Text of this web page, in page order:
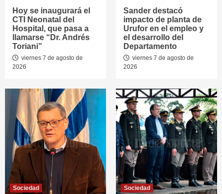
Hoy se inaugurará el
CTI Neonatal del
Hospital, que pasa a
llamarse “Dr. Andrés
Toriani”
viernes 7 de agosto de
2026
Sander destacó
impacto de planta de
Urufor en el empleo y
el desarrollo del
Departamento
viernes 7 de agosto de
2026
Sociedad Sociedad